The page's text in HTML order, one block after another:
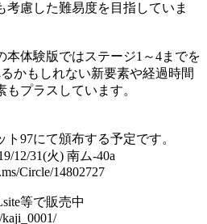
考慮した難易度を目指していま
本体験版ではステージ1～4までを
かもしれない新要素や経過時間
プラスしています。
97にて頒布する予定です。
12/31(火) 南ム-40a
Circle/14802727
等で販売中
kaji_0001/